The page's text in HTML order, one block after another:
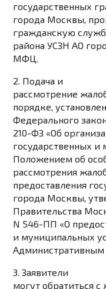
государственных
города Москвы,
гражданскую
района УСЗН АО
МФЦ.
2. Подача и
рассмотрение
порядке,
Федерального
210-ФЗ «Об
государственных и
Положением об
рассмотрения
предоставления
города Москвы,
Правительства
N 546-ПП «О
и муниципальных
Административным
3. Заявители
могут обратиться с